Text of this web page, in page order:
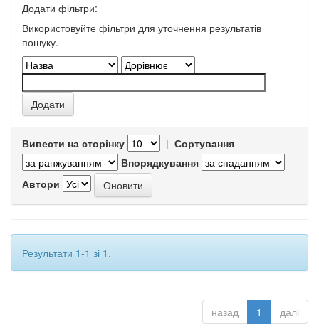
Додати фільтри:
Використовуйте фільтри для уточнення результатів
пошуку.
Вивести на сторінку | Сортування
Впорядкування
Автори
Результати 1-1 зі 1.
назад 1 далі